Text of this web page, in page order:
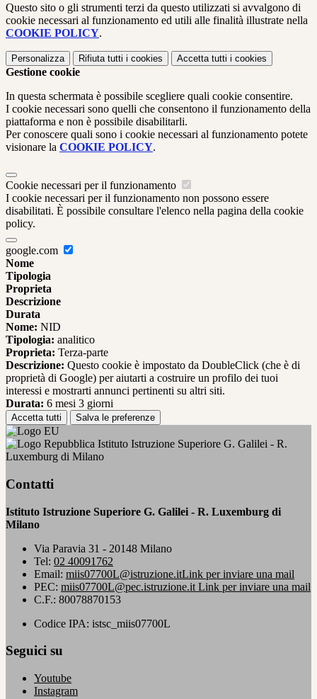
Questo sito o gli strumenti terzi da questo utilizzati si avvalgono di
cookie necessari al funzionamento ed utili alle finalità illustrate nella
COOKIE POLICY.
Personalizza Rifiuta tutti i cookies Accetta tutti i cookies
Gestione cookie
In questa schermata è possibile scegliere quali cookie consentire.
I cookie necessari sono quelli che consentono il funzionamento della
piattaforma e non è possibile disabilitarli.
Per conoscere quali sono i cookie necessari al funzionamento potete
visionare la COOKIE POLICY.
Cookie necessari per il funzionamento
I cookie necessari per il funzionamento non possono essere
disabilitati. È possibile consultare l'elenco nella pagina della cookie
policy.
google.com
Nome
Tipologia
Proprieta
Descrizione
Durata
Nome: NID
Tipologia: analitico
Proprieta: Terza-parte
Descrizione: Questo cookie è impostato da DoubleClick (che è di
proprietà di Google) per aiutarti a costruire un profilo dei tuoi
interessi e mostrarti annunci pertinenti su altri siti.
Durata: 6 mesi 3 giorni
Accetta tutti Salva le preferenze
Istituto Istruzione Superiore G. Galilei - R.
Luxemburg di Milano
Contatti
Istituto Istruzione Superiore G. Galilei - R. Luxemburg di
Milano
Via Paravia 31 - 20148 Milano
Tel: 02 40091762
Email: miis07700L@istruzione.itLink per inviare una mail
PEC: miis07700L@pec.istruzione.it Link per inviare una mail
C.F.: 80078870153
Codice IPA: istsc_miis07700L
Seguici su
Youtube
Instagram